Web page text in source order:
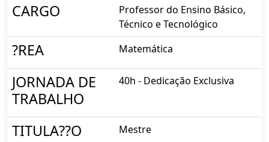
CARGO
Professor do Ensino Básico,
Técnico e Tecnológico
?REA Matemática
JORNADA DE
TRABALHO
40h - Dedicação Exclusiva
TITULA??O Mestre